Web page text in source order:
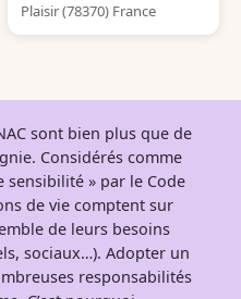
Plaisir (78370) France
sont bien plus que de
Considérés comme
sensibilité » par le Code
de vie comptent sur
de leurs besoins
sociaux…). Adopter un
responsabilités